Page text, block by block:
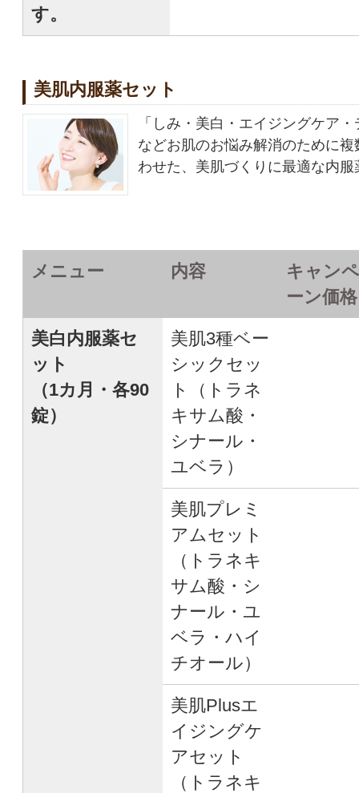
す。
美肌内服薬セット
「しみ・美白・エイジングケア
などお肌のお悩み解消のために
わせた、美肌づくりに最適な内
メニュー 内容
キャンペ
ーン価格
美白内服薬セ
ット
（1カ月・各90
錠）
美肌3種ベー
シックセッ
ト（トラネ
キサム酸・
シナール・
ユベラ）
美肌プレミ
アムセット
（トラネキ
サム酸・シ
ナール・ユ
ベラ・ハイ
チオール）
美肌Plusエ
イジングケ
アセット
（トラネキ